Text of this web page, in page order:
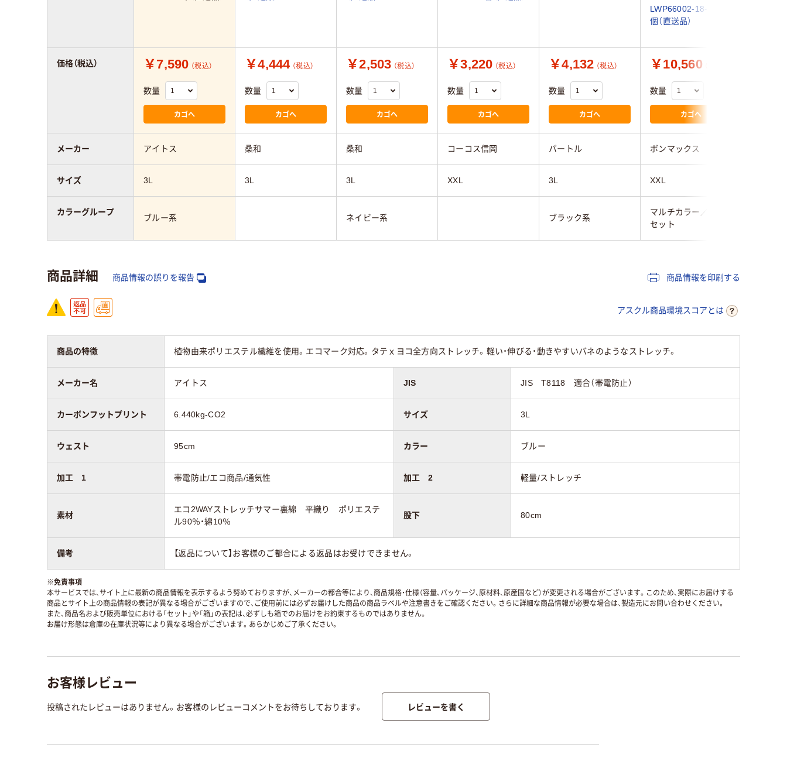
LWP66002-18-XXL 1
個（直送品）
￥7,590 （税込）
数量
カゴへ
￥4,444 （税込）
数量
カゴへ
￥2,503 （税込）
数量
カゴへ
￥3,220 （税込）
数量
カゴへ
￥4,132 （税込）
数量
カゴへ
￥10,560
数量
カゴへ
アイトス 桑和 桑和 コーコス信岡 バートル ボンマックス
3L 3L 3L XXL 3L XXL
ブルー系 ネイビー系 ブラック系
マルチカラー／多色
セット
価格（税込）
メーカー
サイズ
カラーグループ
商品詳細 商品情報の誤りを報告 商品情報を印刷する
アスクル商品環境スコアとは
商品の特徴 植物由来ポリエステル繊維を使用。エコマーク対応。タテｘヨコ全方向ストレッチ。軽い・伸びる・動きやすいバネのようなストレッチ。
メーカー名 アイトス JIS JIS T8118 適合（帯電防止）
カーボンフットプリント 6.440kg-CO2 サイズ 3L
ウェスト 95cm カラー ブルー
加工 1 帯電防止/エコ商品/通気性 加工 2 軽量/ストレッチ
素材
エコ2WAYストレッチサマー裏綿 平織り ポリエステ
ル90％・綿10％
股下 80cm
備考 【返品について】お客様のご都合による返品はお受けできません。
※免責事項
本サービスでは、サイト上に最新の商品情報を表示するよう努めておりますが、メーカーの都合等により、商品規格・仕様（容量、パッケージ、原材料、原産国など）が変更される場合がございます。このため、実際にお届けする
商品とサイト上の商品情報の表記が異なる場合がございますので、ご使用前には必ずお届けした商品の商品ラベルや注意書きをご確認ください。さらに詳細な商品情報が必要な場合は、製造元にお問い合わせください。
また、商品名および販売単位における「セット」や「箱」の表記は、必ずしも箱でのお届けをお約束するものではありません。
お届け形態は倉庫の在庫状況等により異なる場合がございます。あらかじめご了承ください。
お客様レビュー
投稿されたレビューはありません。お客様のレビューコメントをお待ちしております。 レビューを書く